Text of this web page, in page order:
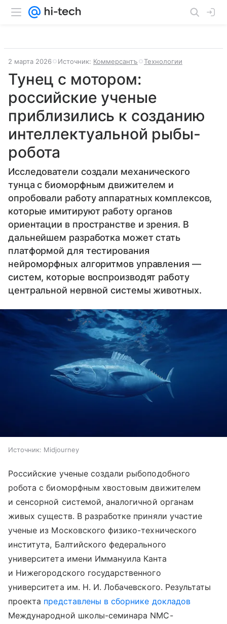
2 марта 2026 Источник: Коммерсантъ Технологии
Тунец с мотором:
российские ученые
приблизились к созданию
интеллектуальной рыбы-
робота
Исследователи создали механического
тунца с биоморфным движителем и
опробовали работу аппаратных комплексов,
которые имитируют работу органов
ориентации в пространстве и зрения. В
дальнейшем разработка может стать
платформой для тестирования
нейроморфных алгоритмов управления —
систем, которые воспроизводят работу
центральной нервной системы животных.
Источник: Midjourney
Российские ученые создали рыбоподобного
робота с биоморфным хвостовым движителем
и сенсорной системой, аналогичной органам
живых существ. В разработке приняли участие
ученые из Московского физико-технического
института, Балтийского федерального
университета имени Иммануила Канта
и Нижегородского государственного
университета им. Н. И. Лобачевского. Результаты
проекта представлены в сборнике докладов
Международной школы-семинара NMC-